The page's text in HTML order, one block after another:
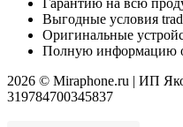
Выгодные условия
Оригинальные
Полную информацию
2026 © Miraphone.ru | ИП
319784700345837